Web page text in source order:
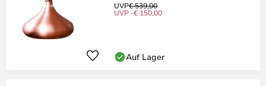
UVP€ 539,00
UVP -€ 150,00
Auf Lager